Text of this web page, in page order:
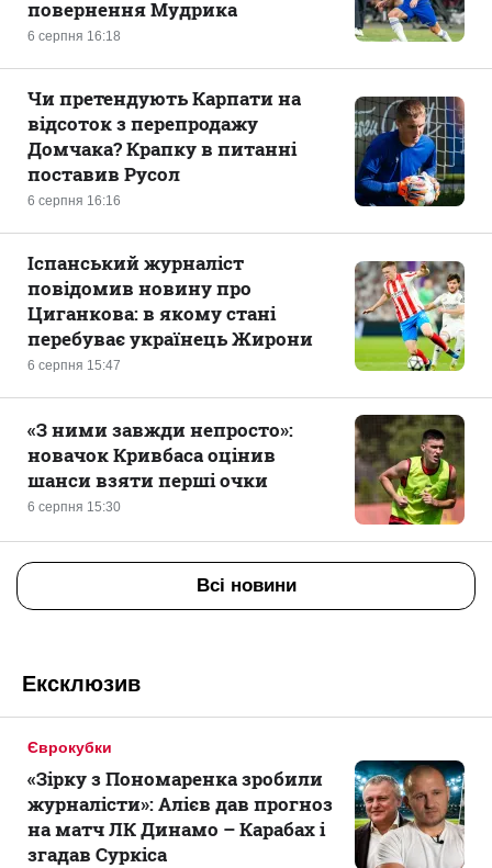
6 серпня 16:18
повернення Мудрика
6 серпня 16:16
Чи претендують Карпати на
відсоток з перепродажу
Домчака? Крапку в питанні
поставив Русол
6 серпня 15:47
Іспанський журналіст
повідомив новину про
Циганкова: в якому стані
перебуває українець Жирони
6 серпня 15:30
«З ними завжди непросто»:
новачок Кривбаса оцінив
шанси взяти перші очки
Всі новини
Ексклюзив
Єврокубки
«Зірку з Пономаренка зробили
журналісти»: Алієв дав прогноз
на матч ЛК Динамо – Карабах і
згадав Суркіса